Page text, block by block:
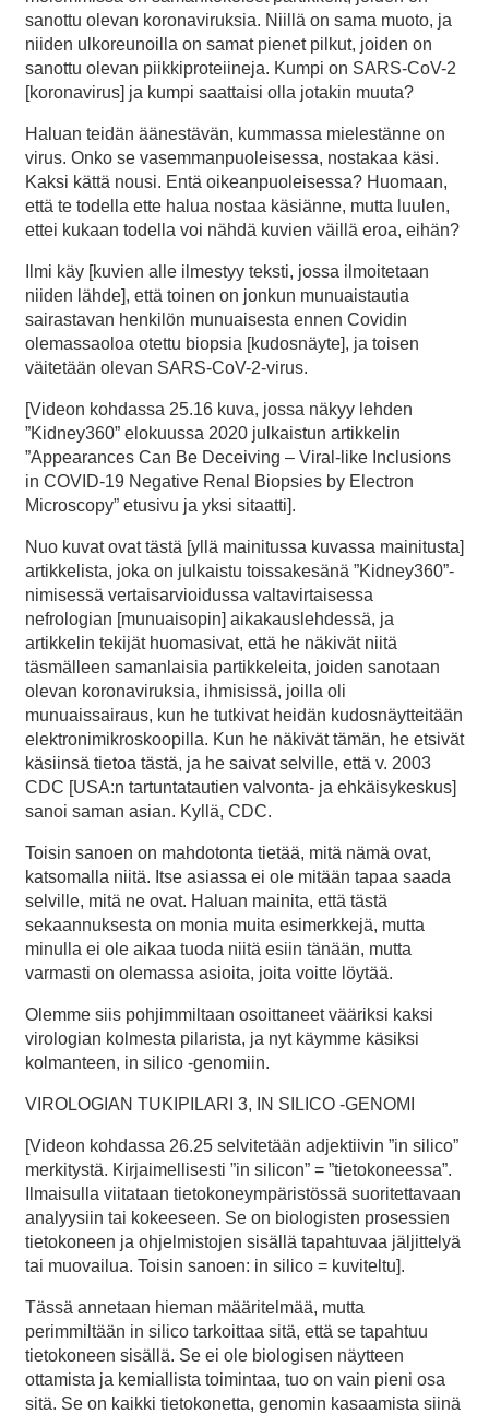
sanottu olevan koronaviruksia. Niillä on sama muoto, ja
niiden ulkoreunoilla on samat pienet pilkut, joiden on
sanottu olevan piikkiproteiineja. Kumpi on SARS-CoV-2
[koronavirus] ja kumpi saattaisi olla jotakin muuta?
Haluan teidän äänestävän, kummassa mielestänne on
virus. Onko se vasemmanpuoleisessa, nostakaa käsi.
Kaksi kättä nousi. Entä oikeanpuoleisessa? Huomaan,
että te todella ette halua nostaa käsiänne, mutta luulen,
ettei kukaan todella voi nähdä kuvien väillä eroa, eihän?
Ilmi käy [kuvien alle ilmestyy teksti, jossa ilmoitetaan
niiden lähde], että toinen on jonkun munuaistautia
sairastavan henkilön munuaisesta ennen Covidin
olemassaoloa otettu biopsia [kudosnäyte], ja toisen
väitetään olevan SARS-CoV-2-virus.
[Videon kohdassa 25.16 kuva, jossa näkyy lehden
”Kidney360” elokuussa 2020 julkaistun artikkelin
”Appearances Can Be Deceiving – Viral-like Inclusions
in COVID-19 Negative Renal Biopsies by Electron
Microscopy” etusivu ja yksi sitaatti].
Nuo kuvat ovat tästä [yllä mainitussa kuvassa mainitusta]
artikkelista, joka on julkaistu toissakesänä ”Kidney360”-
nimisessä vertaisarvioidussa valtavirtaisessa
nefrologian [munuaisopin] aikakauslehdessä, ja
artikkelin tekijät huomasivat, että he näkivät niitä
täsmälleen samanlaisia partikkeleita, joiden sanotaan
olevan koronaviruksia, ihmisissä, joilla oli
munuaissairaus, kun he tutkivat heidän kudosnäytteitään
elektronimikroskoopilla. Kun he näkivät tämän, he etsivät
käsiinsä tietoa tästä, ja he saivat selville, että v. 2003
CDC [USA:n tartuntatautien valvonta- ja ehkäisykeskus]
sanoi saman asian. Kyllä, CDC.
Toisin sanoen on mahdotonta tietää, mitä nämä ovat,
katsomalla niitä. Itse asiassa ei ole mitään tapaa saada
selville, mitä ne ovat. Haluan mainita, että tästä
sekaannuksesta on monia muita esimerkkejä, mutta
minulla ei ole aikaa tuoda niitä esiin tänään, mutta
varmasti on olemassa asioita, joita voitte löytää.
Olemme siis pohjimmiltaan osoittaneet vääriksi kaksi
virologian kolmesta pilarista, ja nyt käymme käsiksi
kolmanteen, in silico -genomiin.
VIROLOGIAN TUKIPILARI 3, IN SILICO -GENOMI
[Videon kohdassa 26.25 selvitetään adjektiivin ”in silico”
merkitystä. Kirjaimellisesti ”in silicon” = ”tietokoneessa”.
Ilmaisulla viitataan tietokoneympäristössä suoritettavaan
analyysiin tai kokeeseen. Se on biologisten prosessien
tietokoneen ja ohjelmistojen sisällä tapahtuvaa jäljittelyä
tai muovailua. Toisin sanoen: in silico = kuviteltu].
Tässä annetaan hieman määritelmää, mutta
perimmiltään in silico tarkoittaa sitä, että se tapahtuu
tietokoneen sisällä. Se ei ole biologisen näytteen
ottamista ja kemiallista toimintaa, tuo on vain pieni osa
sitä. Se on kaikki tietokonetta, genomin kasaamista siinä